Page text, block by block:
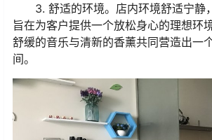
3. 舒适的环境。店内环境舒适宁静
旨在为客户提供一个放松身心的理想环
舒缓的音乐与清新的香薰共同营造出一
间。